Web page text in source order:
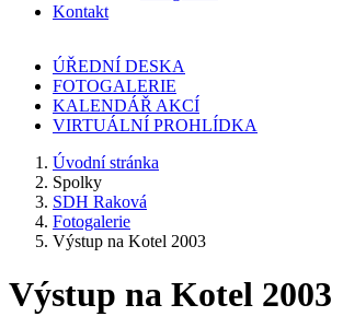
Kontakt
ÚŘEDNÍ DESKA
FOTOGALERIE
KALENDÁŘ AKCÍ
VIRTUÁLNÍ PROHLÍDKA
Úvodní stránka
Spolky
SDH Raková
Fotogalerie
Výstup na Kotel 2003
Výstup na Kotel 2003